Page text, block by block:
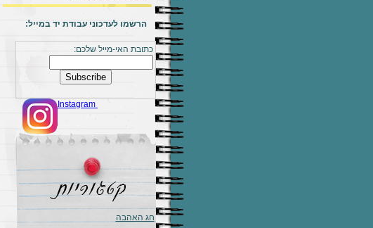
הרשמו לעדכוני עבודת יד במייל:
כתובת האי-מייל שלכם:
חג האהבה